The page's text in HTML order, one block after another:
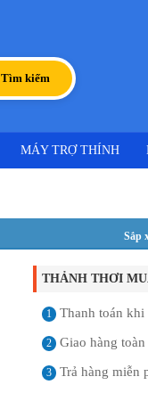
Tìm kiếm
MÁY TRỢ THÍNH
Sắp
THẢNH THƠI
1 Thanh toán khi
2 Giao hàng toàn
3 Trả hàng miễn